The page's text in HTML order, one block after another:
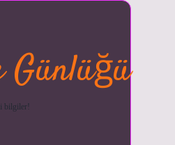
Günlüğü
bilgiler!